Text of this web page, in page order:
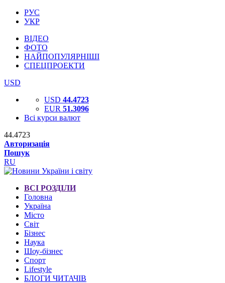
РУС
УКР
ВІДЕО
ФОТО
НАЙПОПУЛЯРНІШІ
СПЕЦПРОЕКТИ
USD
USD 44.4723
EUR 51.3096
Всі курси валют
44.4723
Авторизація
Пошук
RU
ВСІ РОЗДІЛИ
Головна
Україна
Місто
Світ
Бізнес
Наука
Шоу-бізнес
Спорт
Lifestyle
БЛОГИ ЧИТАЧІВ